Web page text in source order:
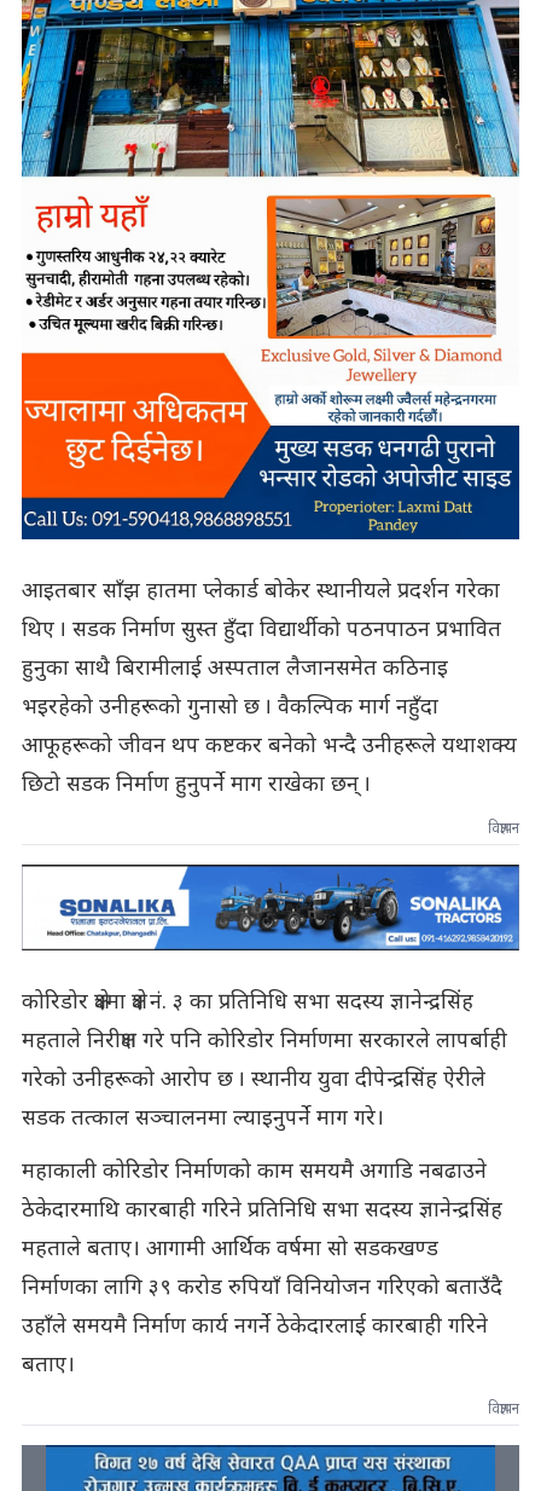
आइतबार साँझ हातमा प्लेकार्ड बोकेर स्थानीयले प्रदर्शन गरेका
थिए । सडक निर्माण सुस्त हुँदा विद्यार्थीको पठनपाठन प्रभावित
हुनुका साथै बिरामीलाई अस्पताल लैजानसमेत कठिनाइ
भइरहेको उनीहरूको गुनासो छ । वैकल्पिक मार्ग नहुँदा
आफूहरूको जीवन थप कष्टकर बनेको भन्दै उनीहरूले यथाशक्य
छिटो सडक निर्माण हुनुपर्ने माग राखेका छन् ।
विज्ञापन
कोरिडोर क्षेत्रमा क्षेत्र नं. ३ का प्रतिनिधि सभा सदस्य ज्ञानेन्द्रसिंह
महताले निरीक्षण गरे पनि कोरिडोर निर्माणमा सरकारले लापर्बाही
गरेको उनीहरूको आरोप छ । स्थानीय युवा दीपेन्द्रसिंह ऐरीले
सडक तत्काल सञ्चालनमा ल्याइनुपर्ने माग गरे।
महाकाली कोरिडोर निर्माणको काम समयमै अगाडि नबढाउने
ठेकेदारमाथि कारबाही गरिने प्रतिनिधि सभा सदस्य ज्ञानेन्द्रसिंह
महताले बताए। आगामी आर्थिक वर्षमा सो सडकखण्ड
निर्माणका लागि ३९ करोड रुपियाँ विनियोजन गरिएको बताउँदै
उहाँले समयमै निर्माण कार्य नगर्ने ठेकेदारलाई कारबाही गरिने
बताए।
विज्ञापन